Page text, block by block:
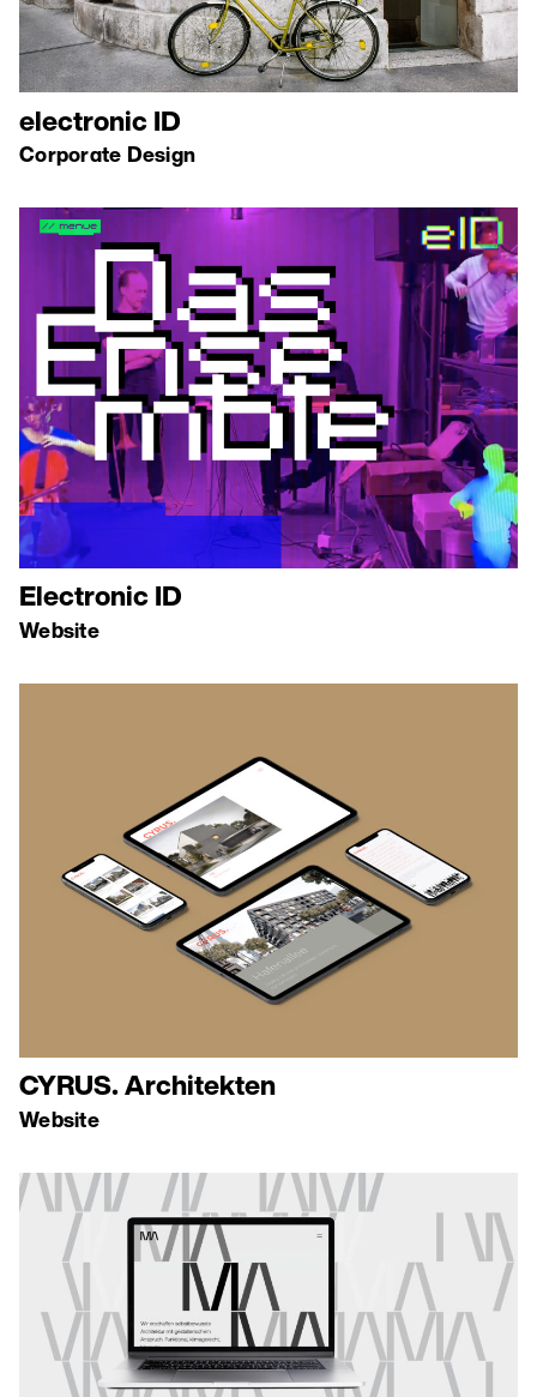
electronic ID
Corporate Design
Electronic ID
Website
CYRUS. Architekten
Website